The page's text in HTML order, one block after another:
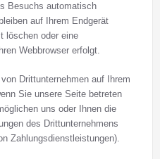
Besuchs automatisch
auf Ihrem Endgerät
löschen oder eine
Webbrowser erfolgt.
Drittunternehmen auf Ihrem
Sie unsere Seite betreten
uns oder Ihnen die
des Drittunternehmens
Zahlungsdienstleistungen).